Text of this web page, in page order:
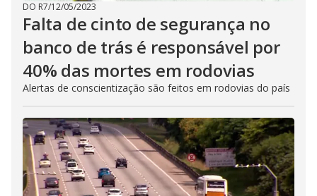
DO R7/12/05/2023
Falta de cinto de segurança no
banco de trás é responsável por
40% das mortes em rodovias
Alertas de conscientização são feitos em rodovias do país